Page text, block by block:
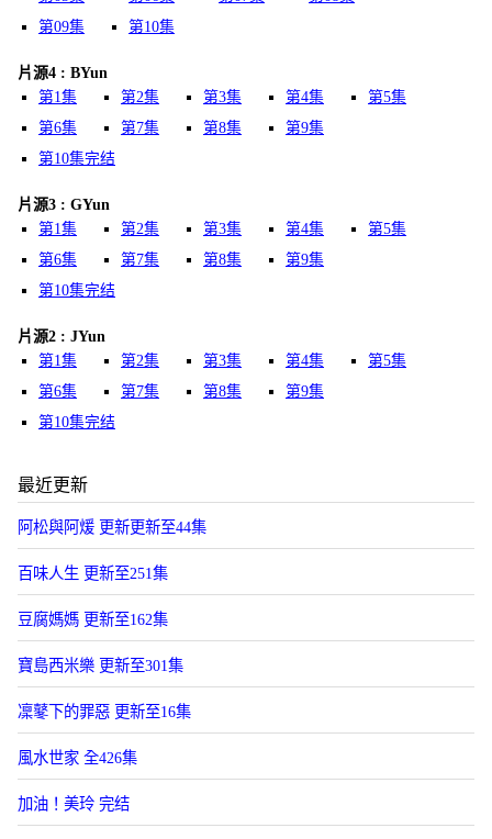
第09集
第10集
片源4 : BYun
第1集
第2集 第3集 第4集
第5集
第6集
第7集 第8集
第9集
第10集完结
片源3 : GYun
第1集
第2集 第3集 第4集
第5集
第6集
第7集 第8集
第9集
第10集完结
片源2 : JYun
第1集
第2集 第3集 第4集
第5集
第6集
第7集 第8集
第9集
第10集完结
最近更新
阿松與阿煖 更新更新至44集
百味人生 更新至251集
豆腐媽媽 更新至162集
寶島西米樂 更新至301集
凜鼕下的罪惡 更新至16集
風水世家 全426集
加油！美玲 完结